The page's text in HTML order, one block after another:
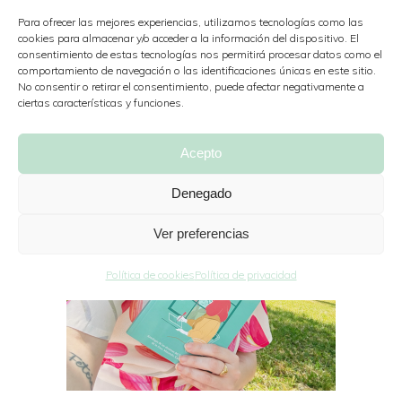
Para ofrecer las mejores experiencias, utilizamos tecnologías como las
cookies para almacenar y/o acceder a la información del dispositivo. El
consentimiento de estas tecnologías nos permitirá procesar datos como el
comportamiento de navegación o las identificaciones únicas en este sitio.
No consentir o retirar el consentimiento, puede afectar negativamente a
ciertas características y funciones.
Acepto
Denegado
Ver preferencias
Política de cookiesPolítica de privacidad